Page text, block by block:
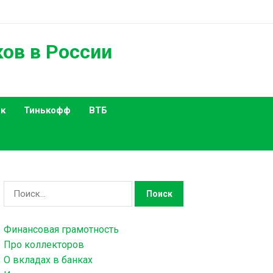
в России
Тинькофф ВТБ
а
т
и
:
Финансовая грамотность
Про коллекторов
О вкладах в банках